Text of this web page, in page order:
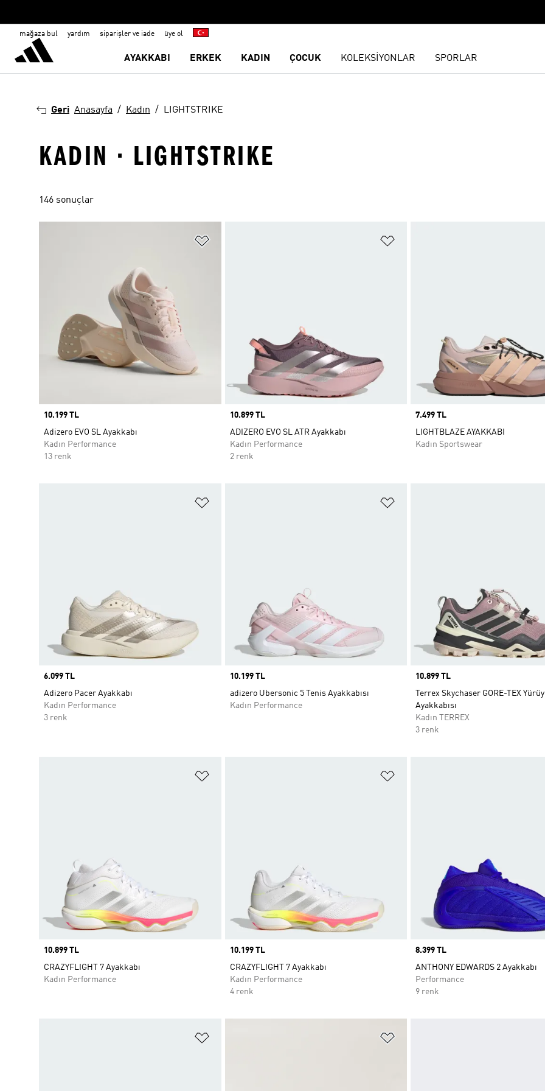
mağaza bul yardım siparişler ve iade üye ol
AYAKKABI ERKEK KADIN ÇOCUK KOLEKSİYONLAR SPORLAR
Geri Anasayfa Kadın LIGHTSTRIKE
KADIN · LIGHTSTRIKE
146 sonuçlar
Price
10.199 TL
Adizero EVO SL Ayakkabı
Kadın Performance
13 renk
Price
10.899 TL
ADIZERO EVO SL ATR Ayakkabı
Kadın Performance
2 renk
Price
7.499 TL
LIGHTBLAZE AYAKKABI
Kadın Sportswear
Price
6.099 TL
Adizero Pacer Ayakkabı
Kadın Performance
3 renk
Price
10.199 TL
adizero Ubersonic 5 Tenis Ayakkabısı
Kadın Performance
Price
10.899 TL
Terrex Skychaser GORE-TEX
Ayakkabısı
Kadın TERREX
3 renk
Price
10.899 TL
CRAZYFLIGHT 7 Ayakkabı
Kadın Performance
Price
10.199 TL
CRAZYFLIGHT 7 Ayakkabı
Kadın Performance
4 renk
Price
8.399 TL
ANTHONY EDWARDS 2 Ayakkabı
Performance
9 renk